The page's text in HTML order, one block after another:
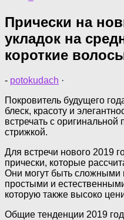
Прически на
укладок на
короткие
- potokudach ·
Покровитель будущего
блеск, красоту и
встречать с
стрижкой.
Для встречи нового 2019
прически, которые
Они могут быть
простыми и
которую также высоко
Общие тенденции 2019